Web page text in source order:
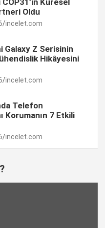
n
e
Oldu
incelet.com
Galaxy Z Serisinin
Hikâyesini
incelet.com
Telefon
Korumanın 7 Etkili
incelet.com